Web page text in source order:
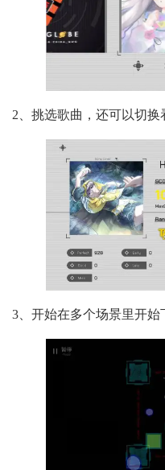
2、挑选歌曲，还可以切换
3、开始在多个场景里开始